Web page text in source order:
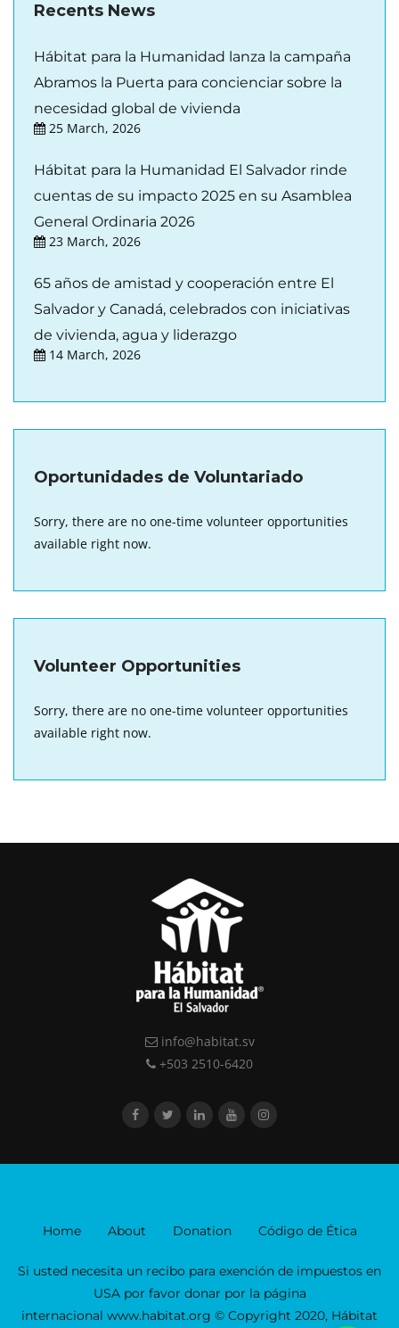
Recents News
Hábitat para la Humanidad lanza la campaña
Abramos la Puerta para concienciar sobre la
necesidad global de vivienda
25 March, 2026
Hábitat para la Humanidad El Salvador rinde
cuentas de su impacto 2025 en su Asamblea
General Ordinaria 2026
23 March, 2026
65 años de amistad y cooperación entre El
Salvador y Canadá, celebrados con iniciativas
de vivienda, agua y liderazgo
14 March, 2026
Oportunidades de Voluntariado
Sorry, there are no one-time volunteer opportunities
available right now.
Volunteer Opportunities
Sorry, there are no one-time volunteer opportunities
available right now.
info@habitat.sv
+503 2510-6420
Si usted necesita un recibo para exención de impuestos en
USA por favor donar por la página
internacional www.habitat.org © Copyright 2020, Hábitat
Home About Donation Código de Ética